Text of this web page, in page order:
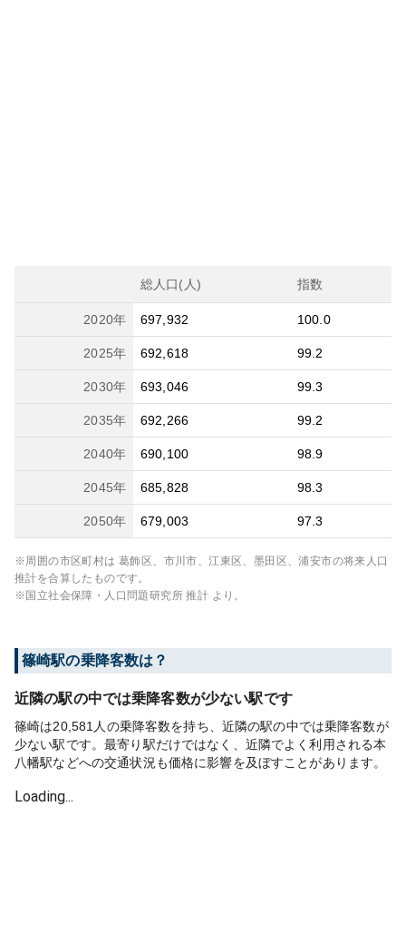
総人口(人) 指数
2020年 697,932 100.0
2025年 692,618 99.2
2030年 693,046 99.3
2035年 692,266 99.2
2040年 690,100 98.9
2045年 685,828 98.3
2050年 679,003 97.3
※周囲の市区町村は 葛飾区、市川市、江東区、墨田区、浦安市の将来人口
推計を合算したものです。
※国立社会保障・人口問題研究所 推計 より。
篠崎駅の乗降客数は？
近隣の駅の中では乗降客数が少ない駅です
篠崎は20,581人の乗降客数を持ち、近隣の駅の中では乗降客数が
少ない駅です。最寄り駅だけではなく、近隣でよく利用される本
八幡駅などへの交通状況も価格に影響を及ぼすことがあります。
Loading...